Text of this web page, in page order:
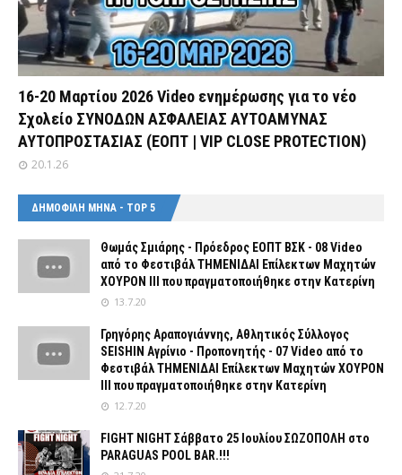
16-20 Μαρτίου 2026 Video ενημέρωσης για το νέο
Σχολείο ΣΥΝΟΔΩΝ ΑΣΦΑΛΕΙΑΣ ΑΥΤΟΑΜΥΝΑΣ
ΑΥΤΟΠΡΟΣΤΑΣΙΑΣ (ΕΟΠΤ | VIP CLOSE PROTECTION)
20.1.26
ΔΗΜΟΦΙΛΗ ΜΗΝΑ - TOP 5
Θωμάς Σμιάρης - Πρόεδρος ΕΟΠΤ ΒΣΚ - 08 Video
από το Φεστιβάλ ΤΗΜΕΝΙΔΑΙ Επίλεκτων Μαχητών
ΧΟΥΡΟΝ ΙΙΙ που πραγματοποιήθηκε στην Κατερίνη
13.7.20
Γρηγόρης Αραπογιάννης, Αθλητικός Σύλλογος
SEISHIN Αγρίνιο - Προπονητής - 07 Video από το
Φεστιβάλ ΤΗΜΕΝΙΔΑΙ Επίλεκτων Μαχητών ΧΟΥΡΟΝ
ΙΙΙ που πραγματοποιήθηκε στην Κατερίνη
12.7.20
FIGHT NIGHT Σάββατο 25 Ιουλίου ΣΩΖΟΠΟΛΗ στο
PARAGUAS POOL BAR.!!!